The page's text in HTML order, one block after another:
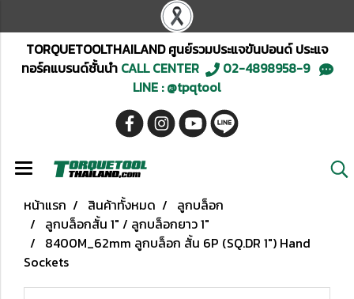
TORQUETOOLTHAILAND ศูนย์รวมประแจขันปอนด์ ประแจ
ทอร์คแบรนด์ชั้นนำCALL CENTER
02-4898958-9
LINE : @tpqtool
หน้าแรก สินค้าทั้งหมด
ลูกบล็อก
ลูกบล็อกสั้น 1" / ลูกบล็อกยาว 1"
8400M_62mm ลูกบล็อก สั้น 6P (SQ.DR 1") Hand
Sockets